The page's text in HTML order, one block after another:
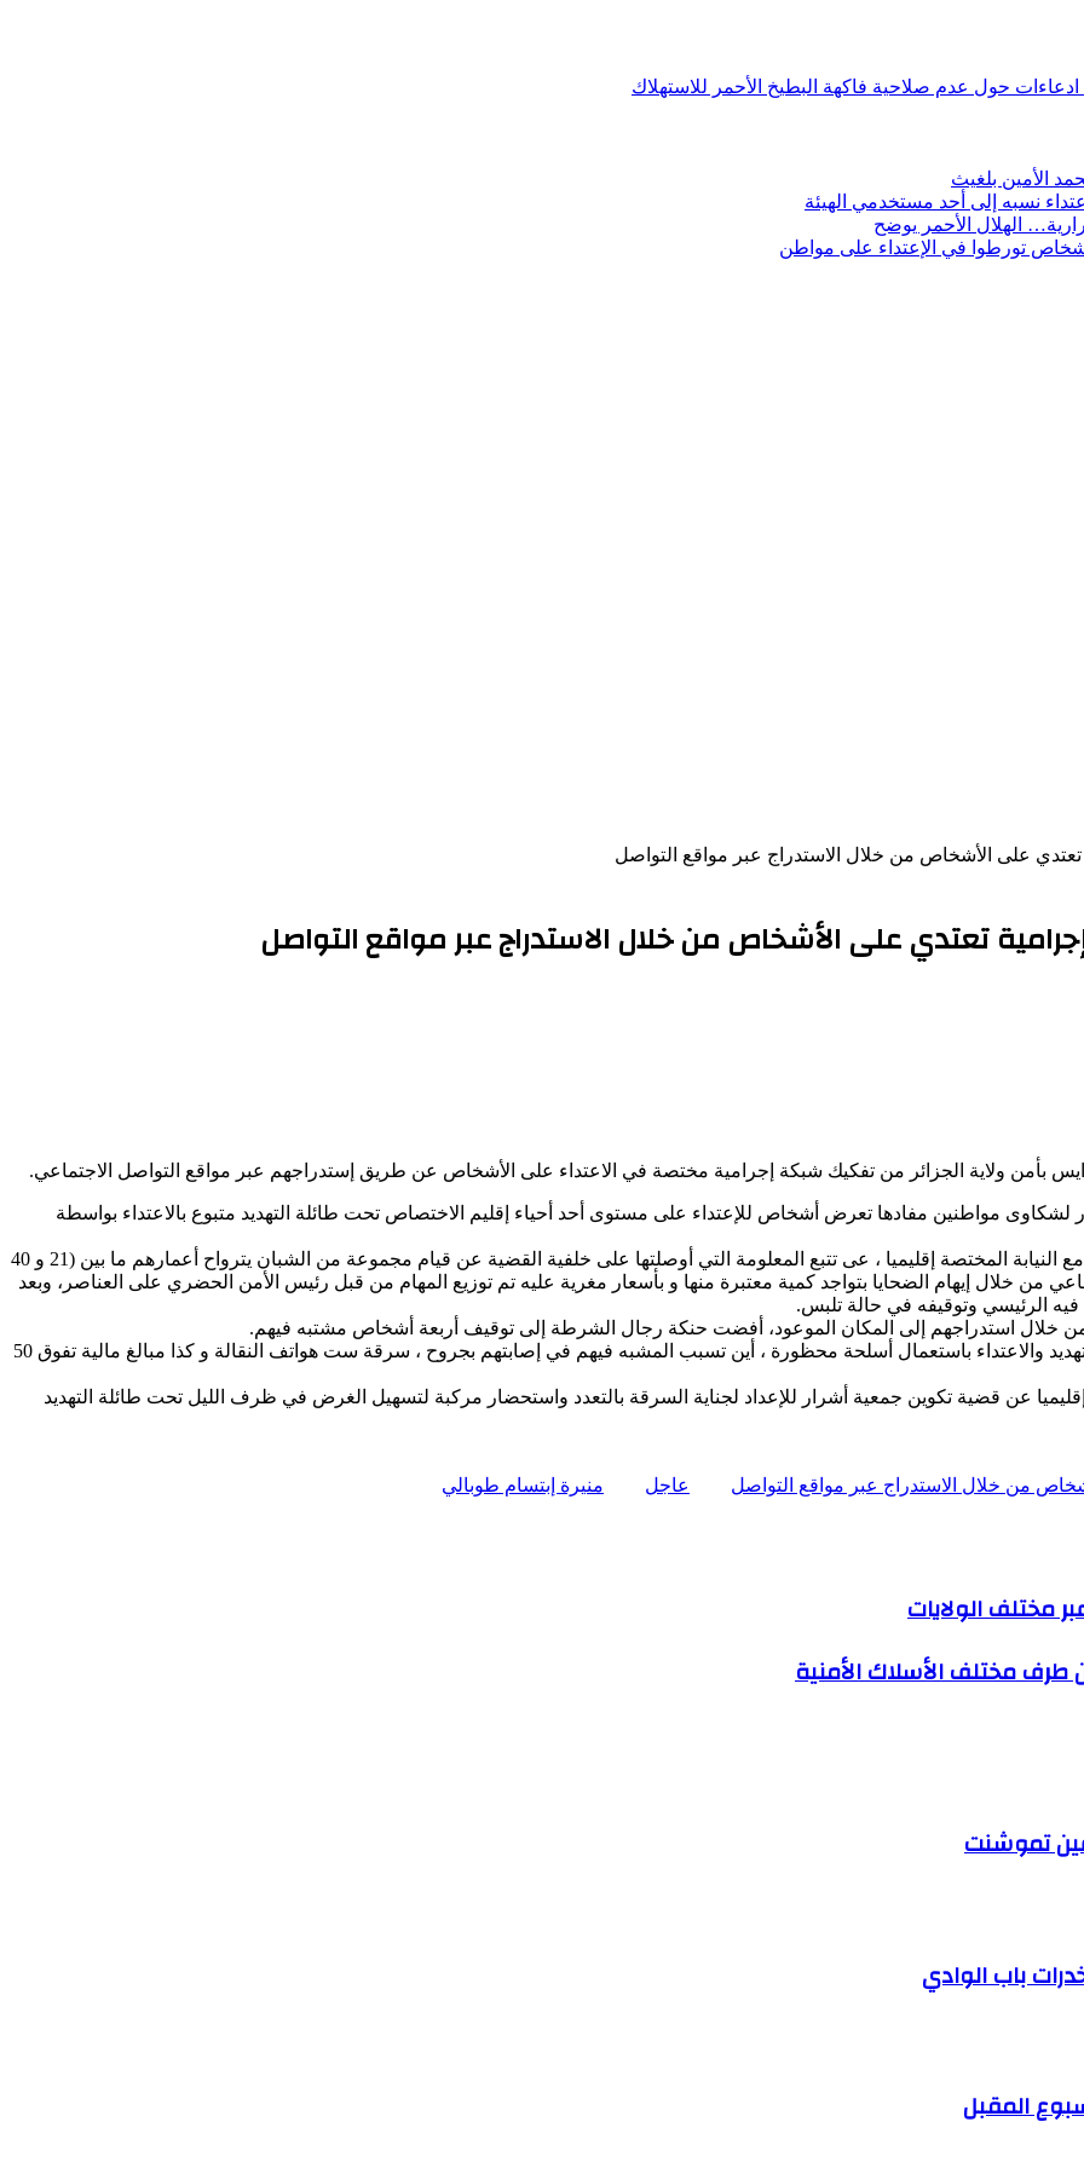
ادعاءات حول عدم صلاحية فاكهة البطيخ الأحمر للاستهلاك
الأمين بلغيث
نسبه إلى أحد مستخدمي الهيئة
الهلال الأحمر يوضح
على الأشخاص من خلال الاستدراج عبر مواقع التواصل
تعتدي على الأشخاص من خلال الاستدراج عبر مواقع التواصل
بأمن ولاية الجزائر من تفكيك شبكة إجرامية مختصة في الاعتداء على الأشخاص عن طريق إستدراجهم عبر مواقع التواصل الاجتماعي.
لشكاوى مواطنين مفادها تعرض أشخاص للإعتداء على مستوى أحد أحياء إقليم الاختصاص تحت طائلة التهديد متبوع بالاعتداء بواسطة
من جهتها عملت الضبطية بذات المصلحة وبالتنسيق الدائم و المستمر مع النيابة المختصة إقليميا ، عى تتبع المعلومة التي أوصلتها على خلفية القضية عن قيام مجموعة من الشبان يترواح أعمارهم ما بين (21 و 40
خلال إيهام الضحايا بتواجد كمية معتبرة منها و بأسعار مغرية عليه تم توزيع المهام من قبل رئيس الأمن الحضري على العناصر، وبعد
الرئيسي وتوقيفه في حالة تلبس.
من خلال استدراجهم إلى المكان الموعود، أفضت حنكة رجال الشرطة إلى توقيف أربعة أشخاص مشتبه فيهم.
وتتضمن الشكاوى التي تلقتها المصلحة. تعرض الضحايا إلى الضرب، التهديد والاعتداء باستعمال أسلحة محظورة ، أين تسبب المشبه فيهم في إصابتهم بجروح ، سرقة ست هواتف النقالة و كذا مبالغ مالية تفوق 50
إقليميا عن قضية تكوين جمعية أشرار للإعداد لجناية السرقة بالتعدد واستحضار مركبة لتسهيل الغرض في ظرف الليل تحت طائلة التهديد
من خلال الاستدراج عبر مواقع التواصل
عاجل
منيرة إبتسام طوبالي
مختلف الولايات
طرف مختلف الأسلاك الأمنية
عين تموشنت
باب الوادي
المقبل